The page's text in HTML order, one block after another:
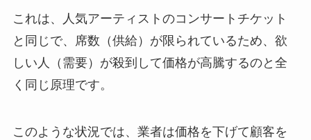
これは、人気アーティストのコンサートチケット
と同じで、席数（供給）が限られているため、欲
しい人（需要）が殺到して価格が高騰するのと全
く同じ原理です。
このような状況では、業者は価格を下げて顧客を